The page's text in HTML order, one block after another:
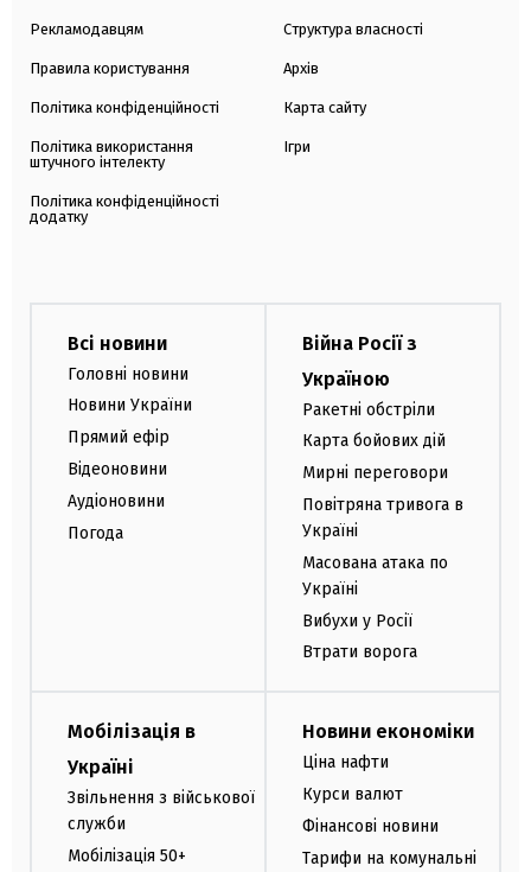
Рекламодавцям
Правила користування
Політика конфіденційності
Політика використання
штучного інтелекту
Політика конфіденційності
додатку
Структура власності
Архів
Карта сайту
Ігри
Всі новини
Головні новини
Новини України
Прямий ефір
Відеоновини
Аудіоновини
Погода
Війна Росії з
Україною
Ракетні обстріли
Карта бойових дій
Мирні переговори
Повітряна тривога в
Україні
Масована атака по
Україні
Вибухи у Росії
Втрати ворога
Мобілізація в
Україні
Звільнення з військової
служби
Мобілізація 50+
Новини економіки
Ціна нафти
Курси валют
Фінансові новини
Тарифи на комунальні